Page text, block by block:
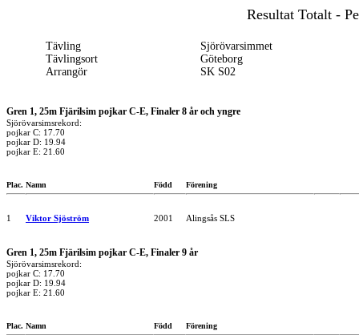
Resultat Totalt -
Tävling
Sjörövarsimmet
Tävlingsort
Göteborg
Arrangör
SK S02
Gren 1, 25m Fjärilsim pojkar C-E, Finaler 8 år och yngre
Sjörövarsimsrekord:
pojkar C: 17.70
pojkar D: 19.94
pojkar E: 21.60
Plac. Namn Född Förening
1 Viktor Sjöström 2001 Alingsås SLS
Gren 1, 25m Fjärilsim pojkar C-E, Finaler 9 år
Sjörövarsimsrekord:
pojkar C: 17.70
pojkar D: 19.94
pojkar E: 21.60
Plac. Namn Född Förening